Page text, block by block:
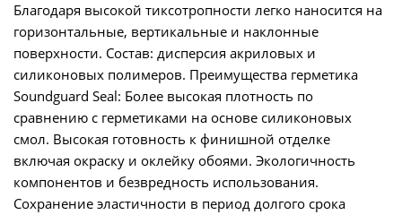
Благодаря высокой тиксотропности легко наносится на
горизонтальные, вертикальные и наклонные
поверхности. Состав: дисперсия акриловых и
силиконовых полимеров. Преимущества герметика
Soundguard Seal: Более высокая плотность по
сравнению с герметиками на основе силиконовых
смол. Высокая готовность к финишной отделке
включая окраску и оклейку обоями. Экологичность
компонентов и безвредность использования.
Сохранение эластичности в период долгого срока